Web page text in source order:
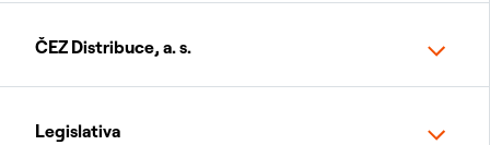
ČEZ Distribuce, a. s.
Legislativa